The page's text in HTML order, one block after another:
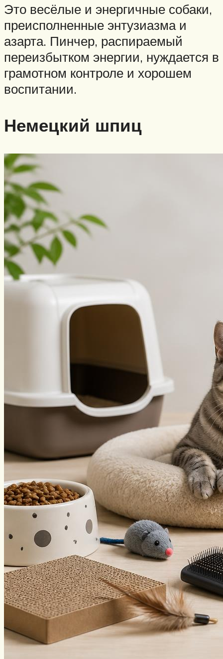
Это весёлые и энергичные собаки,
преисполненные энтузиазма и
азарта. Пинчер, распираемый
переизбытком энергии, нуждается в
грамотном контроле и хорошем
воспитании.
Немецкий шпиц